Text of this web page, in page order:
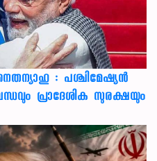
: പശ്ചിമേഷ്യൻ
പ്രാദേശിക സുരക്ഷയും